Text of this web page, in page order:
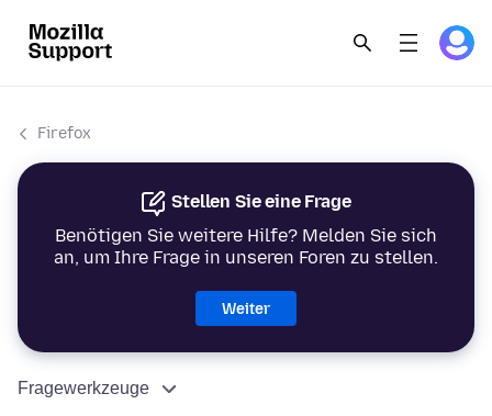
Firefox
Stellen Sie eine Frage
Benötigen Sie weitere Hilfe? Melden Sie sich
an, um Ihre Frage in unseren Foren zu stellen.
Weiter
Fragewerkzeuge